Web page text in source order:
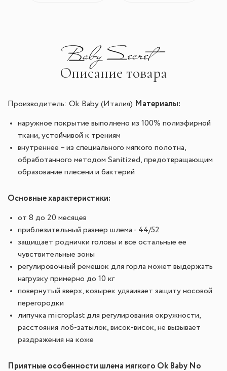
Описание товара
Производитель: Ok Baby (Италия) Материалы:
наружное покрытие выполнено из 100% полиэфирной
ткани, устойчивой к трениям
внутреннее – из специального мягкого полотна,
обработанного методом Sanitized, предотвращающим
образование плесени и бактерий
Основные характеристики:
от 8 до 20 месяцев
приблезительный размер шлема - 44/52
защищает роднички головы и все остальные ее
чувствительные зоны
регулировочный ремешок для горла может выдержать
нагрузку примерно до 10 кг
повернутый вверх, козырек удваивает защиту носовой
перегородки
липучка microplast для регулирования окружности,
расстояния лоб-затылок, висок-висок, не вызывает
раздражения на коже
Приятные особенности шлема мягкого Ok Baby No